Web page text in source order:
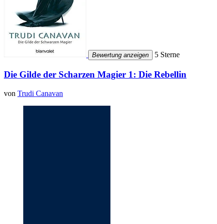
Bewertung anzeigen 5 Sterne
Die Gilde der Scharzen Magier 1: Die Rebellin
von Trudi Canavan